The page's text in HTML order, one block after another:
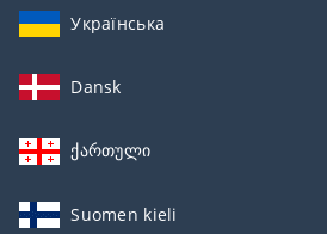
Українська
Dansk
ქართული
Suomen kieli